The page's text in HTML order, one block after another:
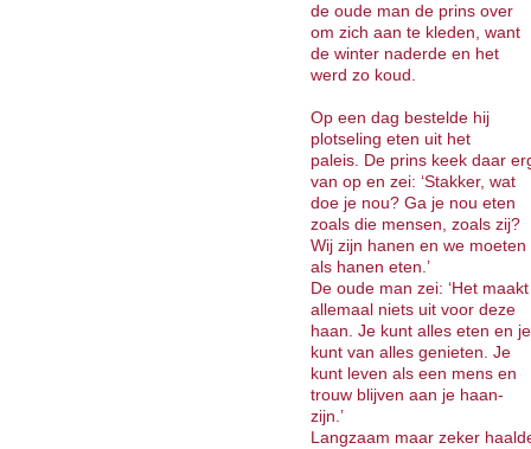
de oude man de prins over
om zich aan te kleden, want
de winter naderde en het
werd zo koud.
Op een dag bestelde hij
plotseling eten uit het
paleis. De prins keek daar
van op en zei: ‘Stakker, wat
doe je nou? Ga je nou eten
zoals die mensen, zoals zij?
Wij zijn hanen en we moeten
als hanen eten.’
De oude man zei: ‘Het maakt
allemaal niets uit voor deze
haan. Je kunt alles eten en je
kunt van alles genieten. Je
kunt leven als een mens en
trouw blijven aan je haan-
zijn.’
Langzaam maar zeker